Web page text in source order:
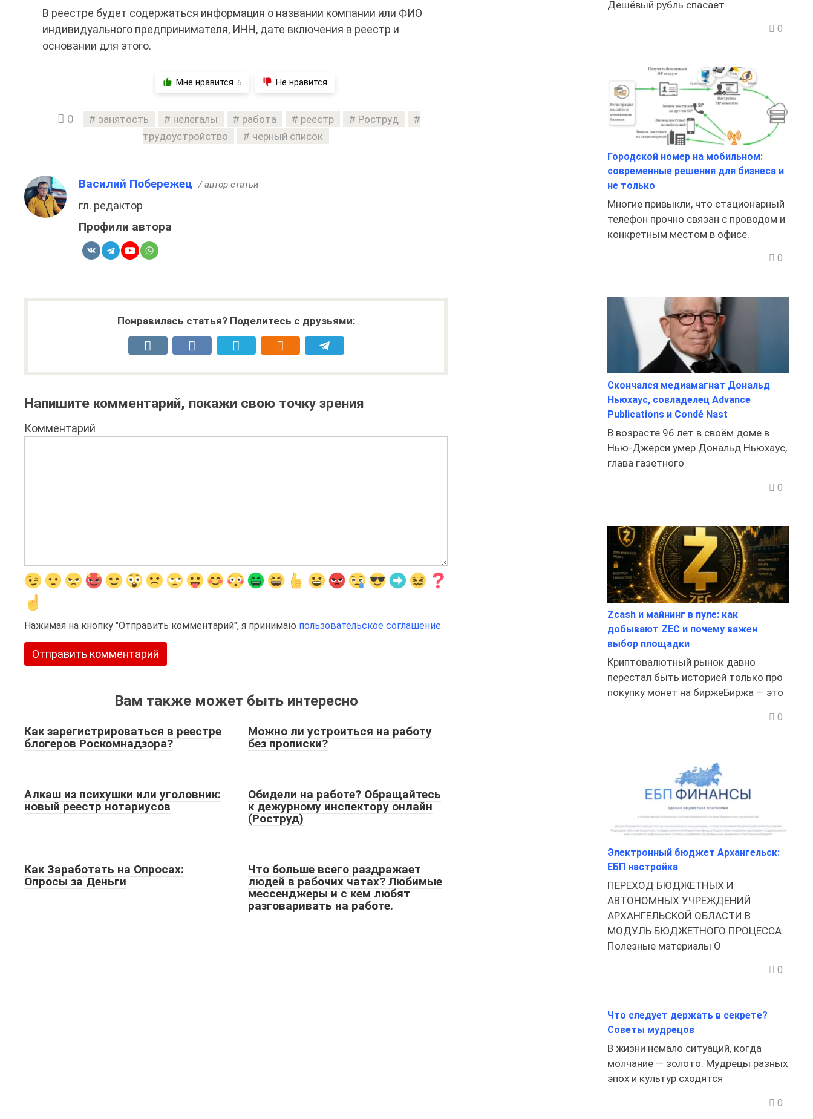
В реестре будет содержаться информация о названии компании или ФИО
индивидуального предпринимателя, ИНН, дате включения в реестр и
основании для этого.
Мне нравится 6 Не нравится
0 занятость нелегалы работа реестр
Роструд
трудоустройство
черный список
Василий Побережец / автор статьи
гл. редактор
Профили автора
Понравилась статья? Поделитесь с друзьями:
Напишите комментарий, покажи свою точку зрения
Комментарий
Нажимая на кнопку "Отправить комментарий", я принимаю пользовательское соглашение.
Вам также может быть интересно
Как зарегистрироваться в реестре
блогеров Роскомнадзора?
Можно ли устроиться на работу
без прописки?
Алкаш из психушки или уголовник:
новый реестр нотариусов
Обидели на работе? Обращайтесь
к дежурному инспектору онлайн
(Роструд)
Как Заработать на Опросах:
Опросы за Деньги
Что больше всего раздражает
людей в рабочих чатах? Любимые
мессенджеры и с кем любят
разговаривать на работе.
Дешёвый рубль спасает
0
Городской номер на мобильном:
современные решения для бизнеса и
не только
Многие привыкли, что стационарный
телефон прочно связан с проводом и
конкретным местом в офисе.
0
Скончался медиамагнат Дональд
Ньюхаус, совладелец Advance
Publications и Condé Nast
В возрасте 96 лет в своём доме в
Нью-Джерси умер Дональд Ньюхаус,
глава газетного
0
Zcash и майнинг в пуле: как
добывают ZEC и почему важен
выбор площадки
Криптовалютный рынок давно
перестал быть историей только про
покупку монет на биржеБиржа — это
0
Электронный бюджет Архангельск:
ЕБП настройка
ПЕРЕХОД БЮДЖЕТНЫХ И
АВТОНОМНЫХ УЧРЕЖДЕНИЙ
АРХАНГЕЛЬСКОЙ ОБЛАСТИ В
МОДУЛЬ БЮДЖЕТНОГО ПРОЦЕССА
Полезные материалы О
0
Что следует держать в секрете?
Советы мудрецов
В жизни немало ситуаций, когда
молчание — золото. Мудрецы разных
эпох и культур сходятся
0